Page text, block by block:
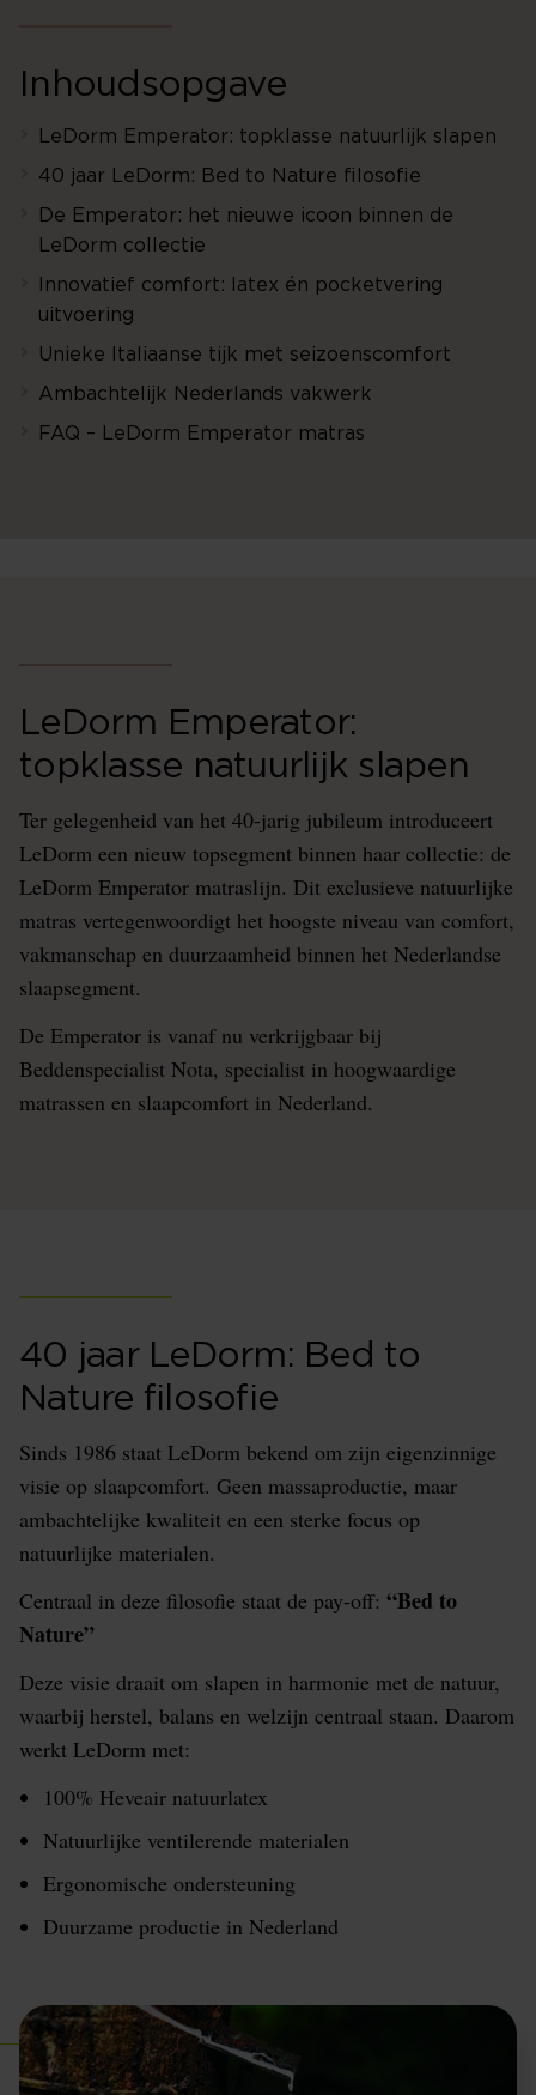
Inhoudsopgave
LeDorm Emperator: topklasse natuurlijk slapen
40 jaar LeDorm: Bed to Nature filosofie
De Emperator: het nieuwe icoon binnen de
LeDorm collectie
Innovatief comfort: latex én pocketvering
uitvoering
Unieke Italiaanse tijk met seizoenscomfort
Ambachtelijk Nederlands vakwerk
FAQ – LeDorm Emperator matras
LeDorm Emperator:
topklasse natuurlijk slapen
Ter gelegenheid van het 40-jarig jubileum introduceert
LeDorm een nieuw topsegment binnen haar collectie: de
LeDorm Emperator matraslijn. Dit exclusieve natuurlijke
matras vertegenwoordigt het hoogste niveau van comfort,
vakmanschap en duurzaamheid binnen het Nederlandse
slaapsegment.
De Emperator is vanaf nu verkrijgbaar bij
Beddenspecialist Nota, specialist in hoogwaardige
matrassen en slaapcomfort in Nederland.
40 jaar LeDorm: Bed to
Nature filosofie
Sinds 1986 staat LeDorm bekend om zijn eigenzinnige
visie op slaapcomfort. Geen massaproductie, maar
ambachtelijke kwaliteit en een sterke focus op
natuurlijke materialen.
Centraal in deze filosofie staat de pay-off: “Bed to
Nature”
Deze visie draait om slapen in harmonie met de natuur,
waarbij herstel, balans en welzijn centraal staan. Daarom
werkt LeDorm met:
100% Heveair natuurlatex
Natuurlijke ventilerende materialen
Ergonomische ondersteuning
Duurzame productie in Nederland